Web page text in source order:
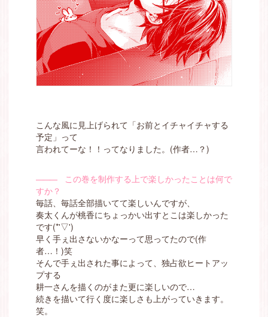
こんな風に見上げられて「お前とイチャイチャする
予定」って
言われてーな！！ってなりました。(作者…？)
―――この巻を制作する上で楽しかったことは何で
すか？
毎話、毎話全部描いてて楽しいんですが、
奏太くんが桃香にちょっかい出すとこは楽しかった
です(*'▽')
早く手ぇ出さないかなーって思ってたので(作
者…！)笑
そんで手ぇ出された事によって、独占欲ヒートアッ
プする
耕一さんを描くのがまた更に楽しいので…
続きを描いて行く度に楽しさも上がっていきます。
笑。